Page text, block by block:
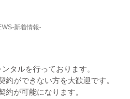
新着情報-
タルを行っております。
約ができない方を大歓迎です。
約が可能になります。